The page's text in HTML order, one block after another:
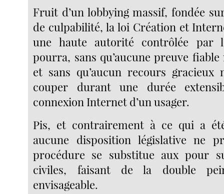
Fruit d’un lobbying massif, fondée
de culpabilité, la loi Création et
une haute autorité contrôlée par
pourra, sans qu’aucune preuve
et sans qu’aucun recours gracieux
couper durant une durée
connexion Internet d’un usager.
Pis, et contrairement à ce qui a
aucune disposition législative ne
procédure se substitue aux pour
civiles, faisant de la double
envisageable.